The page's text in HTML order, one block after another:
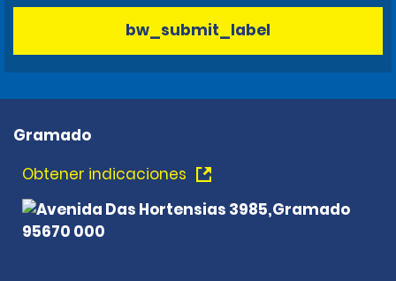
bw_submit_label
Gramado
Obtener indicaciones